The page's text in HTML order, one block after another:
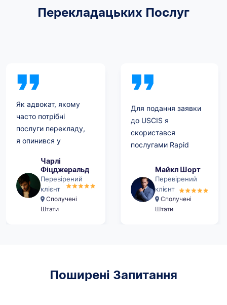
Перекладацьких Послуг
Як адвокат, якому
часто потрібні
послуги перекладу,
я опинився у
становищі. Компанія,
послугами якої я
користувався
роками, припинила
свою діяльність. У
Чарлі
Фіцджеральд
Перевірений
клієнт
Сполучені
Штати
Для подання заявки
до USCIS я
скористався
послугами Rapid
перекладів. Точність
перекладів мене
вразила, і
документи були
завдяки якому
Майкл Шорт
Перевірений
клієнт
Сполучені
Штати
Поширені Запитання